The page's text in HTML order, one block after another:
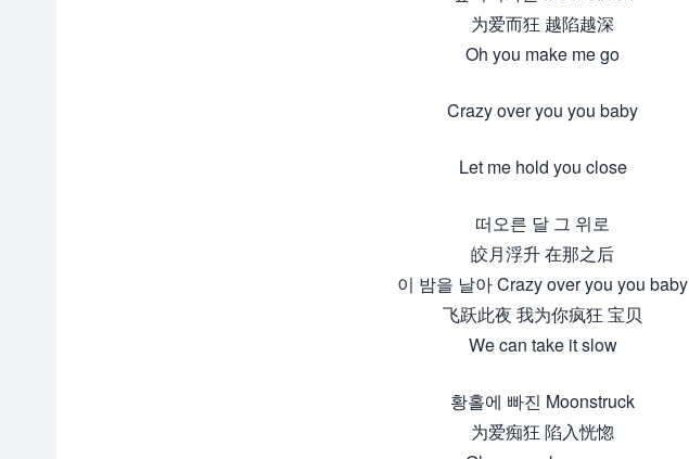
为爱而狂 越陷越深
Oh you make me go
Crazy over you you baby
Let me hold you close
떠오른 달 그 위로
皎月浮升 在那之后
이 밤을 날아 Crazy over you you baby
飞跃此夜 我为你疯狂 宝贝
We can take it slow
황홀에 빠진 Moonstruck
为爱痴狂 陷入恍惚